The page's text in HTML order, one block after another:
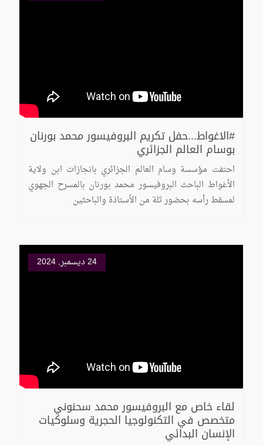
#الاغواط...حفل تكريم البروفيسور محمد بورنان
بوسام العالم الجزائري
احتفت مؤسسة وسام العالم الجزائري بانجازات ابن ولاية
الأغواط الباحث البروفيسور محمد بورنان بالمسرح الجهوي
لمسقط رأسه بحضور ثلة من الأستاذة والباحثين
24 ديسمبر, 2024
لقاء خاص مع البروفيسور محمد سحنوني
متخصص في التكنولوجيا الحجرية وسلوكيات
الإنسان البدائي